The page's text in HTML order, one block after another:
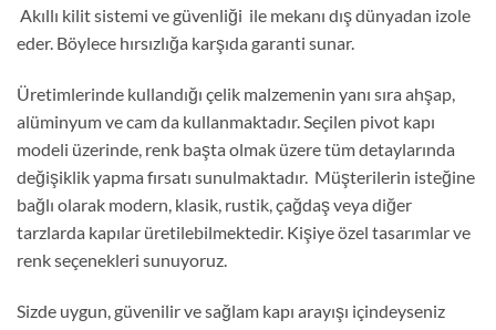
Akıllı kilit sistemi ve güvenliği ile mekanı dış dünyadan izole
eder. Böylece hırsızlığa karşıda garanti sunar.
Üretimlerinde kullandığı çelik malzemenin yanı sıra ahşap,
alüminyum ve cam da kullanmaktadır. Seçilen pivot kapı
modeli üzerinde, renk başta olmak üzere tüm detaylarında
değişiklik yapma fırsatı sunulmaktadır. Müşterilerin isteğine
bağlı olarak modern, klasik, rustik, çağdaş veya diğer
tarzlarda kapılar üretilebilmektedir. Kişiye özel tasarımlar ve
renk seçenekleri sunuyoruz.
Sizde uygun, güvenilir ve sağlam kapı arayışı içindeyseniz